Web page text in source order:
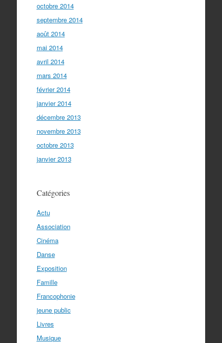
octobre 2014
septembre 2014
août 2014
mai 2014
avril 2014
mars 2014
février 2014
janvier 2014
décembre 2013
novembre 2013
octobre 2013
janvier 2013
Catégories
Actu
Association
Cinéma
Danse
Exposition
Famille
Francophonie
jeune public
Livres
Musique